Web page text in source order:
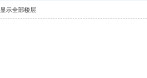
显示全部楼层